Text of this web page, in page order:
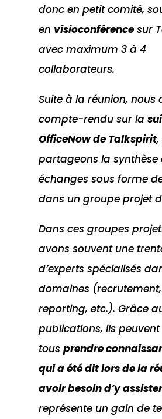
donc en petit comité,
en visioconférencesur
avec maximum 3 à 4
collaborateurs.
Suite à la réunion, nous
compte-rendu sur la
OfficeNowde Talkspirit,
partageons la synthèse
échanges sous forme
dans un groupe projet
Dans ces groupes
avons souvent une
d’experts spécialisés
domaines
reporting, etc.). Grâce
publications, ils peuvent
tous prendre
qui a été dit lors de la
avoir besoin d’y assister
représente un gain de